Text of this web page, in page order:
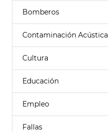
Bomberos
Contaminación Acústica
Cultura
Educación
Empleo
Fallas